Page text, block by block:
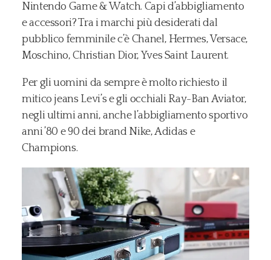
Nintendo Game & Watch. Capi d’abbigliamento
e accessori? Tra i marchi più desiderati dal
pubblico femminile c’è Chanel, Hermes, Versace,
Moschino, Christian Dior, Yves Saint Laurent.
Per gli uomini da sempre è molto richiesto il
mitico jeans Levi’s e gli occhiali Ray-Ban Aviator,
negli ultimi anni, anche l’abbigliamento sportivo
anni ’80 e 90 dei brand Nike, Adidas e
Champions.